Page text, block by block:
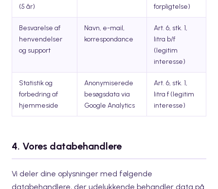
(5 år)
forpligtelse)
Besvarelse af
henvendelser
og support
Navn, e-mail,
korrespondance
Art. 6, stk. 1,
litra b/f
(legitim
interesse)
Statistik og
forbedring af
hjemmeside
Anonymiserede
besøgsdata via
Google Analytics
Art. 6, stk. 1,
litra f (legitim
interesse)
4. Vores databehandlere
Vi deler dine oplysninger med følgende
databehandlere, der udelukkende behandler data på